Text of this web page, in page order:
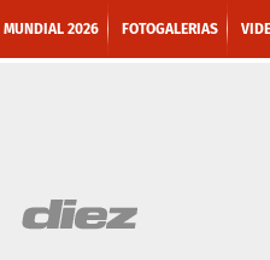
MUNDIAL 2026 FOTOGALERIAS